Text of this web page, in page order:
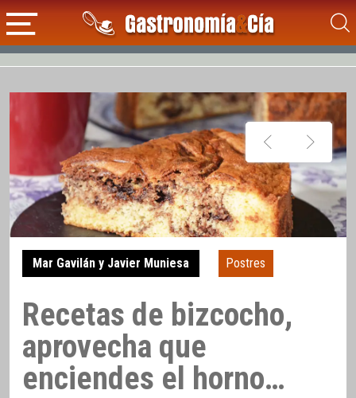
Mar Gavilán y Javier Muniesa Postres
Recetas de bizcocho,
aprovecha que
enciendes el horno…